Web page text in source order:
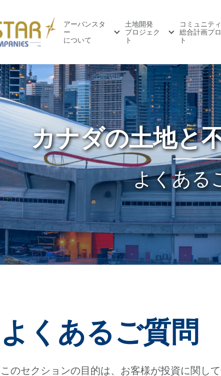
アーバンスタ
ー
について
土地開発
プロジェク
ト
コミュニティ
総合計画プ
ト
カナダの土地と
よくある
よくあるご質問
このセクションの目的は、お客様が投資に関し